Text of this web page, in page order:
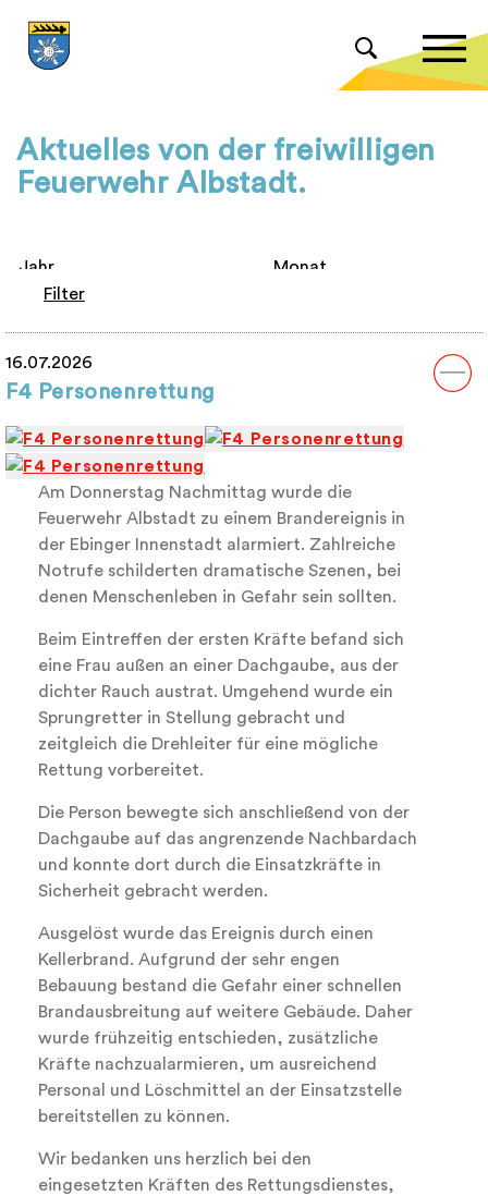
Aktuelles von der freiwilligen
Feuerwehr Albstadt.
Filter
16.07.2026
F4 Personenrettung
Am Donnerstag Nachmittag wurde die
Feuerwehr Albstadt zu einem Brandereignis in
der Ebinger Innenstadt alarmiert. Zahlreiche
Notrufe schilderten dramatische Szenen, bei
denen Menschenleben in Gefahr sein sollten.
Beim Eintreffen der ersten Kräfte befand sich
eine Frau außen an einer Dachgaube, aus der
dichter Rauch austrat. Umgehend wurde ein
Sprungretter in Stellung gebracht und
zeitgleich die Drehleiter für eine mögliche
Rettung vorbereitet.
Die Person bewegte sich anschließend von der
Dachgaube auf das angrenzende Nachbardach
und konnte dort durch die Einsatzkräfte in
Sicherheit gebracht werden.
Ausgelöst wurde das Ereignis durch einen
Kellerbrand. Aufgrund der sehr engen
Bebauung bestand die Gefahr einer schnellen
Brandausbreitung auf weitere Gebäude. Daher
wurde frühzeitig entschieden, zusätzliche
Kräfte nachzualarmieren, um ausreichend
Personal und Löschmittel an der Einsatzstelle
bereitstellen zu können.
Wir bedanken uns herzlich bei den
eingesetzten Kräften des Rettungsdienstes,